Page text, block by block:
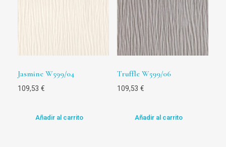
Jasmine W599/04
109,53 €
Añadir al carrito
Truffle W599/06
109,53 €
Añadir al carrito